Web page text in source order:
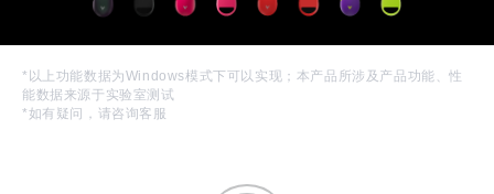
*以上功能数据为Windows模式下可以实现；本产品所涉及产品功能、性
能数据来源于实验室测试
*如有疑问，请咨询客服